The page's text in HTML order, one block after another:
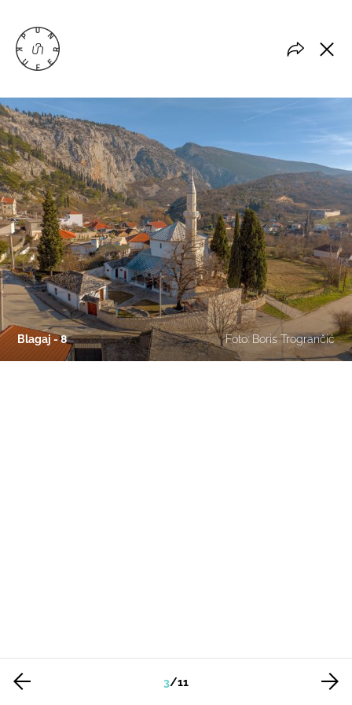
Blagaj - 8 Foto: Boris Trogrančić
3/11